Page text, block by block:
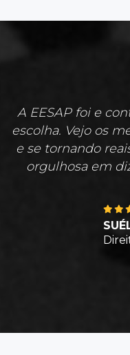
A EESAP foi e
escolha. Vejo os
e se tornando
orgulhosa em